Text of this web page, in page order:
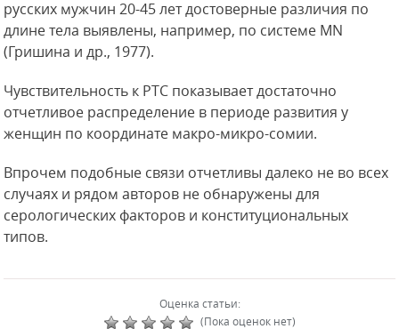
русских мужчин 20-45 лет достоверные различия по
длине тела выявлены, например, по системе MN
(Гришина и др., 1977).
Чувствительность к РТС показывает достаточно
отчетливое распределение в периоде развития у
женщин по координате макро-микро-сомии.
Впрочем подобные связи отчетливы далеко не во всех
случаях и рядом авторов не обнаружены для
серологических факторов и конституциональных
типов.
Оценка статьи:
(Пока оценок нет)